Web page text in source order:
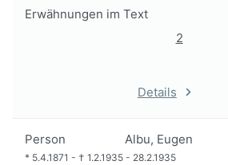
Erwähnungen im Text
2
Details
Person Albu, Eugen
* 5.4.1871 - † 1.2.1935 - 28.2.1935